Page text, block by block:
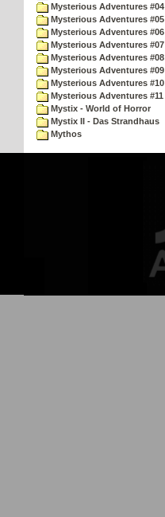
Mysterious Adventures
Mysterious Adventures
Mysterious Adventures
Mysterious Adventures
Mysterious Adventures
Mysterious Adventures
Mysterious Adventures
Mysterious Adventures
Mystix - World of Horror
Mystix II - Das Strandhaus
Mythos